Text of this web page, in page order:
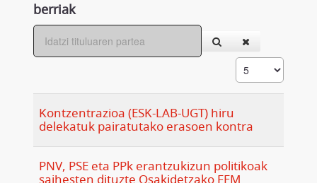
berriak
Kontzentrazioa (ESK-LAB-UGT) hiru
delekatuk pairatutako erasoen kontra
PNV, PSE eta PPk erantzukizun politikoak
saihesten dituzte Osakidetzako FEM